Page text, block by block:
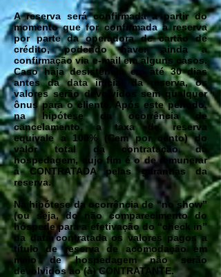
A reserva será confirmada a partir do
momento que for confirmada a reserva
por parte da operadora de cartão de
crédito, podendo haver ainda a
confirmação via e-mail em alguns casos.
Caso haja desistência em até 30 dias
antes da data inicial da reserva, os
valores serão devolvidos sem qualquer
ônus para o cliente. Após este período,
na hipótese da ocorrência de
cancelamento, a taxa de reserva
equivale a 100% (Cem por cento) do
valor total da contratação da
hospedagem, cujo fim é o de remunerar
a CONTRATADA pelas garantias da
reserva.
Na hipótese da ocorrência de “no show”
(ou seja, do não comparecimento do
hóspede para a efetivação do “check in”
na data contratada os valores pagos a
título de reserva de acomodação em
meio de hospedagem não serão
devolvidos ao (à) CONTRATANTE.